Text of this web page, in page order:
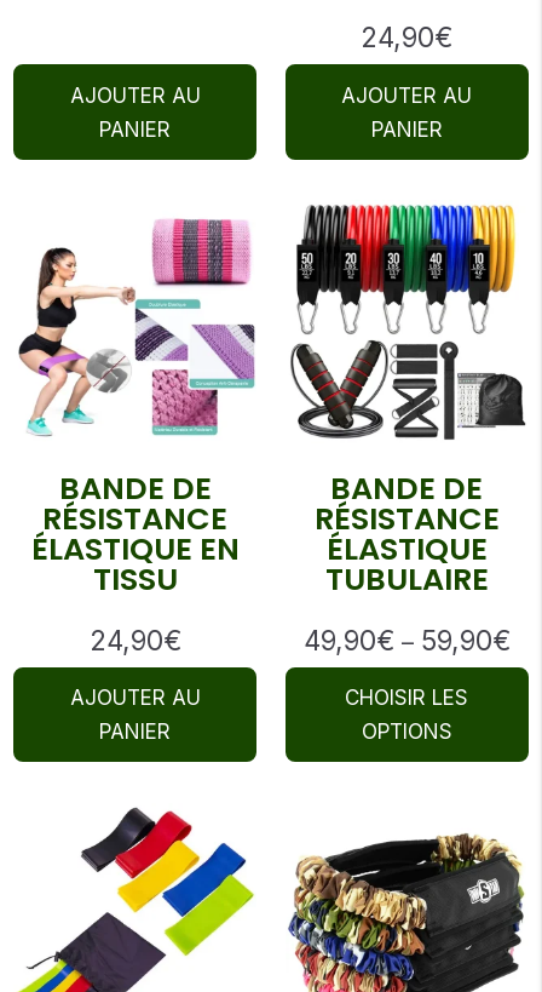
AJOUTER AU
PANIER
24,90€
AJOUTER AU
PANIER
BANDE DE
RÉSISTANCE
ÉLASTIQUE EN
TISSU
24,90€
AJOUTER AU
PANIER
BANDE DE
RÉSISTANCE
ÉLASTIQUE
TUBULAIRE
49,90€ – 59,90€
CHOISIR LES
OPTIONS